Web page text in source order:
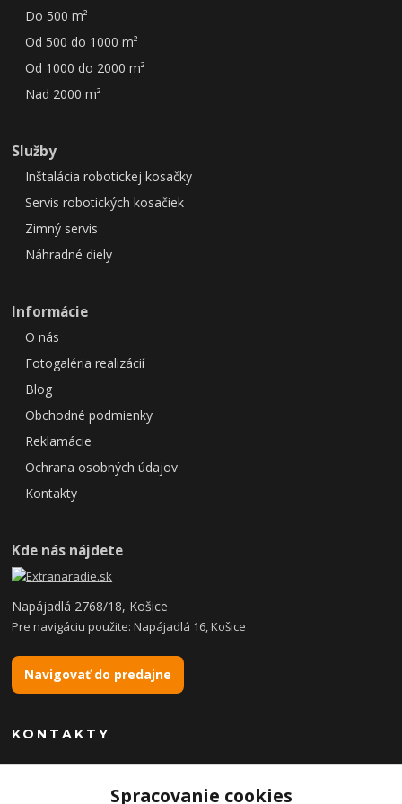
Do 500 m²
Od 500 do 1000 m²
Od 1000 do 2000 m²
Nad 2000 m²
Služby
Inštalácia robotickej kosačky
Servis robotických kosačiek
Zimný servis
Náhradné diely
Informácie
O nás
Fotogaléria realizácií
Blog
Obchodné podmienky
Reklamácie
Ochrana osobných údajov
Kontakty
Kde nás nájdete
Napájadlá 2768/18, Košice
Pre navigáciu použite: Napájadlá 16, Košice
Navigovať do predajne
KONTAKTY
+421 904 869 565Spracovanie cookies